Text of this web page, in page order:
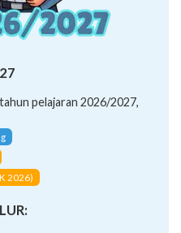
pelajaran 2026/2027,
2026)